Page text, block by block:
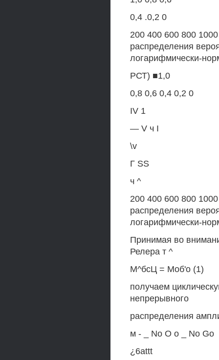
0,4 .0,2 0
200 400 600 800
распределения
логарифмически-
РСТ) ■1,0
0,8 0,6 0,4 0,2 0
IV 1
— V ч I
\v
Г SS
ч ^
200 400 600 800
распределения
логарифмически-
Принимая во
Релера т ^
М^бсЦ = Моб'о (1)
получаем
непрерывного
распределения
м - _ No О о _ No Go
¿6attt